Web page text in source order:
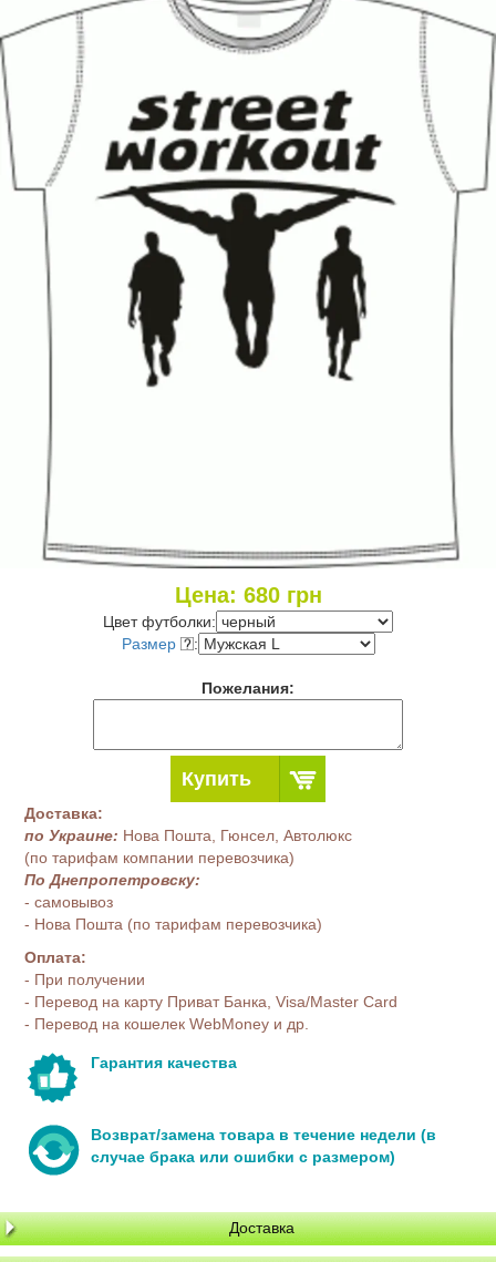
Цена: 680грн
Цвет футболки:
Размер
:
Пожелания:
Купить
Доставка:
по Украине: Нова Пошта, Гюнсел, Автолюкс
(по тарифам компании перевозчика)
По Днепропетровску:
- самовывоз
- Нова Пошта (по тарифам перевозчика)
Оплата:
- При получении
- Перевод на карту Приват Банка, Visa/Master Card
- Перевод на кошелек WebMoney и др.
Гарантия качества
Возврат/замена товара в течение недели (в
случае брака или ошибки с размером)
Доставка